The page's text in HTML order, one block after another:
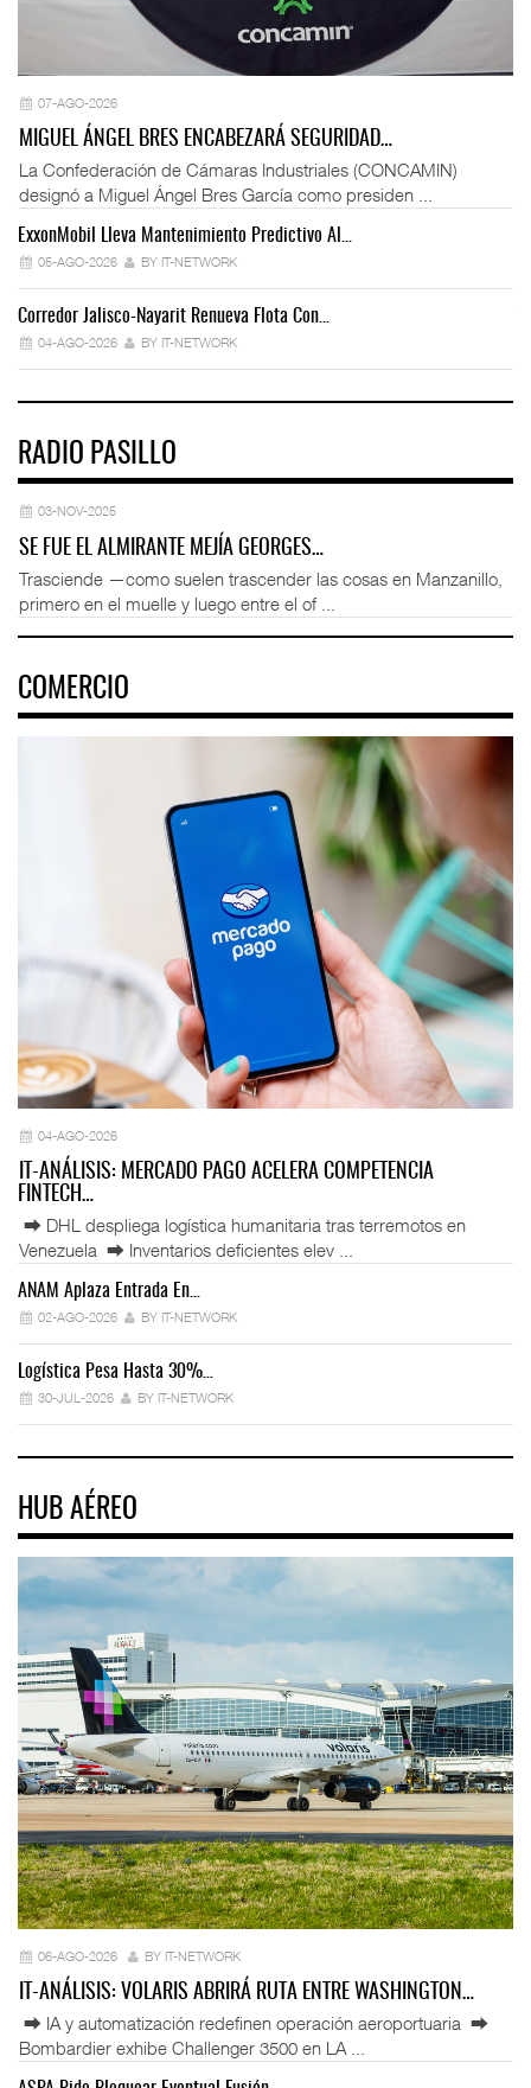
07-AGO-2026
MIGUEL ÁNGEL BRES ENCABEZARÁ SEGURIDAD…
La Confederación de Cámaras Industriales (CONCAMIN)
designó a Miguel Ángel Bres García como presiden ...
ExxonMobil Lleva Mantenimiento Predictivo Al…
05-AGO-2026 BY IT-NETWORK
Corredor Jalisco-Nayarit Renueva Flota Con…
04-AGO-2026 BY IT-NETWORK
RADIO PASILLO
03-NOV-2025
SE FUE EL ALMIRANTE MEJÍA GEORGES…
Trasciende —como suelen trascender las cosas en Manzanillo,
primero en el muelle y luego entre el of ...
COMERCIO
04-AGO-2026
IT-ANÁLISIS: MERCADO PAGO ACELERA COMPETENCIA
FINTECH…
⮕ DHL despliega logística humanitaria tras terremotos en
Venezuela ⮕ Inventarios deficientes elev ...
ANAM Aplaza Entrada En…
02-AGO-2026 BY IT-NETWORK
Logística Pesa Hasta 30%…
30-JUL-2026 BY IT-NETWORK
HUB AÉREO
06-AGO-2026 BY IT-NETWORK
IT-ANÁLISIS: VOLARIS ABRIRÁ RUTA ENTRE WASHINGTON…
⮕ IA y automatización redefinen operación aeroportuaria ⮕
Bombardier exhibe Challenger 3500 en LA ...